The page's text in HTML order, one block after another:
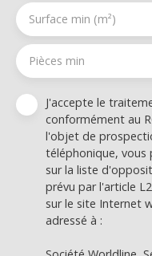
Surface min (m²)
Pièces min
J'accepte le
conformément au
l'objet de
téléphonique, vous
sur la liste
prévu par l'article
sur le site Internet
adressé à :